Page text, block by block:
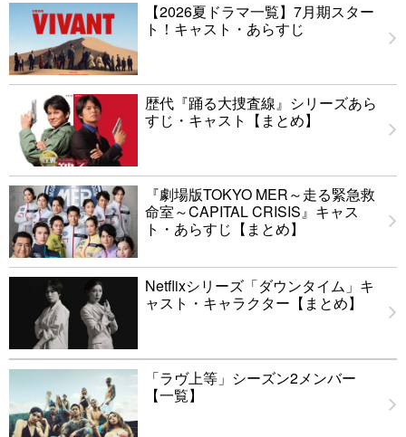
【2026夏ドラマ一覧】7月期スター
ト！キャスト・あらすじ
歴代『踊る大捜査線』シリーズあら
すじ・キャスト【まとめ】
『劇場版TOKYO MER～走る緊急救
命室～CAPITAL CRISIS』キャス
ト・あらすじ【まとめ】
Netflixシリーズ「ダウンタイム」キ
ャスト・キャラクター【まとめ】
「ラヴ上等」シーズン2メンバー
【一覧】